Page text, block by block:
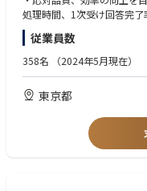
体制構築： 事業成長に伴い
品質・効率改善： KPI（応
善やナレッジ整備を通じた
外部連携・折衝： アウトソ
ンダーマネジメントを通じ
1. 「Musubi」「Musubi
理」等の顧客対応領域にお
処理時間、1次受け回答完
経験
・自身が主となり関連部門
（社内コミュニケーション
■歓迎要件
・BtoB向けITサービスのコ
・サポートデスクとして、
従業員数
358名 （2024年5月現在）
東京都